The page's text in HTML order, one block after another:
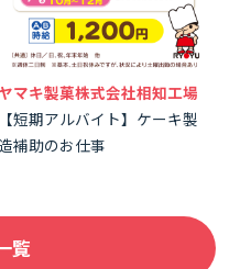
マキ製菓株式会社相知工場
【短期アルバイト】ケーキ製
造補助のお仕事
覧